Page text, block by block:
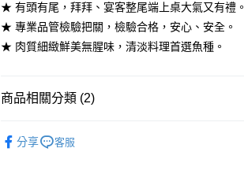
ATM付款
冷凍7-11取貨(快速到店)
冷凍宅配
★ 有頭有尾，拜拜、宴客整尾端上桌大氣又有禮。
★ 專業品管檢驗把關，檢驗合格，安心、安全。
★ 肉質細緻鮮美無腥味，清淡料理首選魚種。
商品相關分類 (2)
分享 客服